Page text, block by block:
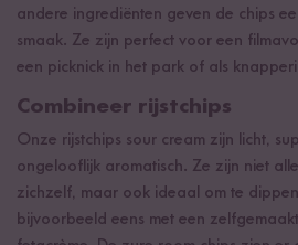
andere ingrediënten geven de chips
smaak. Ze zijn perfect voor een
een picknick in het park of als
Combineer rijstchips
Onze rijstchips sour cream zijn licht,
ongelooflijk aromatisch. Ze zijn niet
zichzelf, maar ook ideaal om te
bijvoorbeeld eens met een